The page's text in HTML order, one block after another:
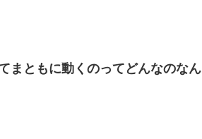
まともに動くのってどんなのなん